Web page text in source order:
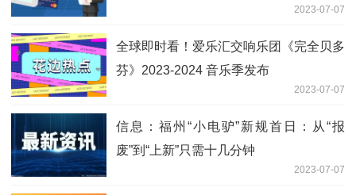
2023-07-07
全球即时看！爱乐汇交响乐团《完全贝多
芬》2023-2024 音乐季发布
2023-07-07
信息：福州“小电驴”新规首日：从“报
废”到“上新”只需十几分钟
2023-07-07